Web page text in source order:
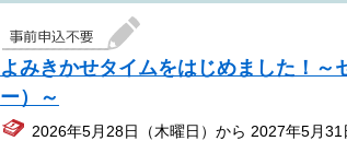
よみきかせタイムをはじめました！～
ー）～
2026年5月28日（木曜日）から 2027年5月31